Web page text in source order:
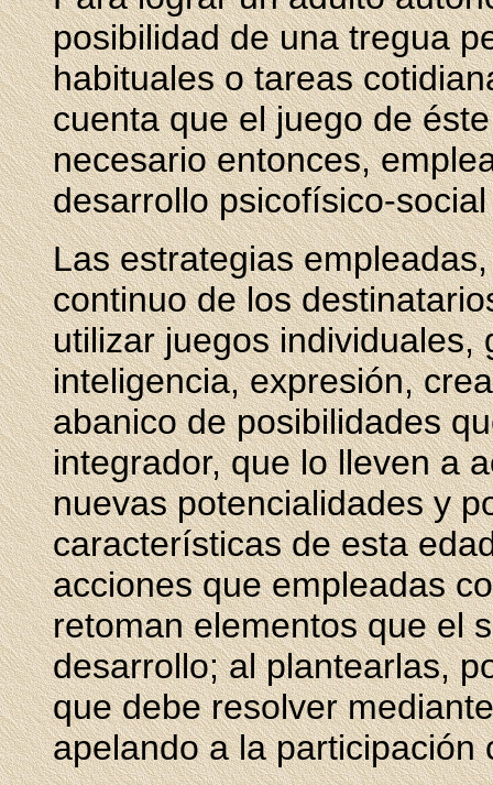
posibilidad de una tregua
habituales o tareas
cuenta que el juego de
necesario entonces,
desarrollo psicofísico-
Las estrategias
continuo de los
utilizar juegos individuales,
inteligencia, expresión,
abanico de posibilidades
integrador, que lo lleven a
nuevas potencialidades y
características de esta
acciones que empleadas
retoman elementos que el
desarrollo; al plantearlas,
que debe resolver
apelando a la participación